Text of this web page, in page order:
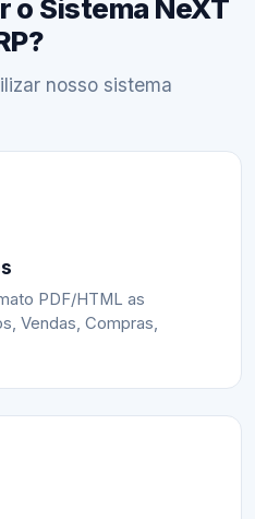
o Sistema NeXT
nosso sistema
PDF/HTML as
Vendas, Compras,